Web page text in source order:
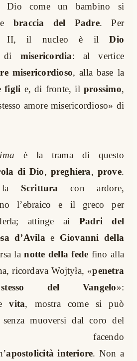
Dio come un bambino si
braccia del Padre. Per
II, il nucleo è il
Dio
di misericordia: al vertice
misericordioso, alla base la
figli e, di fronte, il prossimo,
amore misericordioso» di
è la trama di questo
di Dio, preghiera, prove.
Scrittura
con ardore,
l’ebraico e il greco per
attinge ai
Padri del
d’Avila e Giovanni della
la notte della fede fino alla
ricordava Wojtyła, «penetra
del Vangelo»:
vita, mostra come si può
senza muoversi dal coro del
facendo
apostolicità interiore. Non a